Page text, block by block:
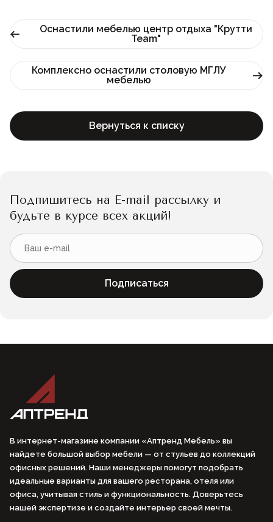
Оснастили мебелью центр отдыха "Крутти
Team"
Комплексно оснастили столовую МГЛУ
мебелью
Вернуться к списку
Подпишитесь на E-mail рассылку и
будьте в курсе всех акций!
Подписаться
В интернет-магазине компании «Аптренд Мебель» вы
найдете большой выбор мебели — от стульев до коллекций
офисных решений. Наши менеджеры помогут подобрать
идеальные варианты для вашего ресторана, отеля или
офиса, учитывая стиль и функциональность. Доверьтесь
нашей экспертизе и создайте интерьер своей мечты.
На одной ножке
Для гостиниц
Для общепита